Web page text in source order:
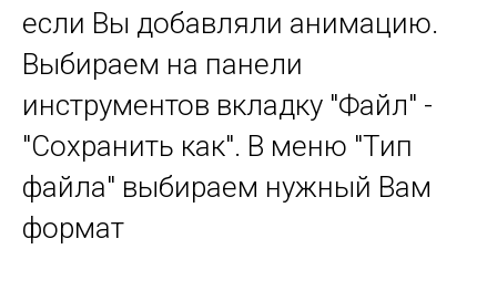
если Вы добавляли анимацию.
Выбираем на панели
инструментов вкладку "Файл" -
"Сохранить как". В меню "Тип
файла" выбираем нужный Вам
формат